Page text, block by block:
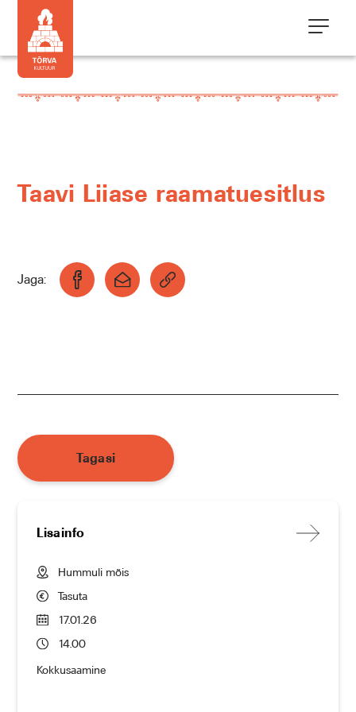
Lisainfo
Hummuli mõis
Tasuta
17.01.26
14.00
Kokkusaamine
Taavi Liiase raamatuesitlus
Jaga:
Tagasi